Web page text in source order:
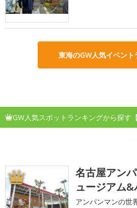
東海のGW人気イベント
GW人気スポットランキングから探す
1
名古屋アン
ュージアム
アンパンマンの世